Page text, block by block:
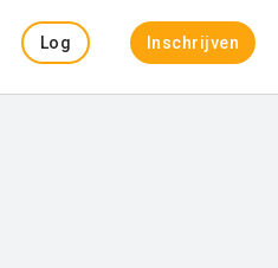
Log
Inschrijven